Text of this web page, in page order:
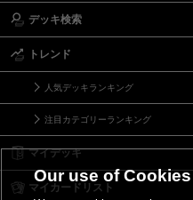
デッキ検索
トレンド
人気デッキランキング
注目カテゴリーランキング
マイデッキ
マイカードリスト
Our use of Cookies